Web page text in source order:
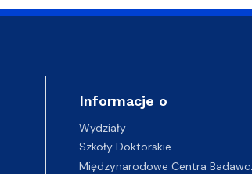
Informacje o
Wydziały
Szkoły Doktorskie
Międzynarodowe Centra